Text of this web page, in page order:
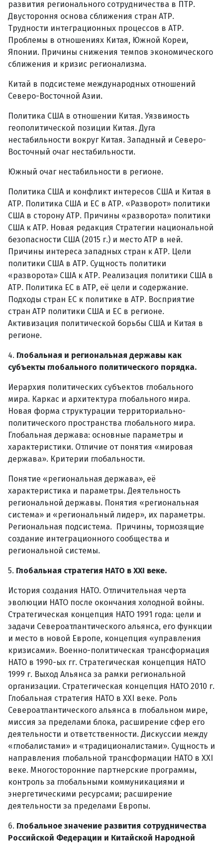
развития регионального сотрудничества в ПТР.
Двустороння основа сближения стран АТР.
Трудности интеграционных процессов в АТР.
Проблемы в отношениях Китая, Южной Кореи,
Японии. Причины снижения темпов экономического
сближения и кризис регионализма.
Китай в подсистеме международных отношений
Северо-Восточной Азии.
Политика США в отношении Китая. Уязвимость
геополитической позиции Китая. Дуга
нестабильности вокруг Китая. Западный и Северо-
Восточный очаг нестабильности.
Южный очаг нестабильности в регионе.
Политика США и конфликт интересов США и Китая в
АТР. Политика США и ЕС в АТР. «Разворот» политики
США в сторону АТР. Причины «разворота» политики
США к АТР. Новая редакция Стратегии национальной
безопасности США (2015 г.) и место АТР в ней.
Причины интереса западных стран к АТР. Цели
политики США в АТР. Сущность политики
«разворота» США к АТР. Реализация политики США в
АТР. Политика ЕС в АТР, её цели и содержание.
Подходы стран ЕС к политике в АТР. Восприятие
стран АТР политики США и ЕС в регионе.
Активизация политической борьбы США и Китая в
регионе.
4. Глобальная и региональная державы как
субъекты глобального политического порядка.
Иерархия политических субъектов глобального
мира. Каркас и архитектура глобального мира.
Новая форма структурации территориально-
политического пространства глобального мира.
Глобальная держава: основные параметры и
характеристики. Отличие от понятия «мировая
держава». Критерии глобальности.
Понятие «региональная держава», её
характеристика и параметры. Деятельность
региональной державы. Понятия «региональная
система» и «региональный лидер», их параметры.
Региональная подсистема. Причины, тормозящие
создание интеграционного сообщества и
региональной системы.
5. Глобальная стратегия НАТО в XXI веке.
История создания НАТО. Отличительная черта
эволюции НАТО после окончания холодной войны.
Стратегическая концепция НАТО 1991 года: цели и
задачи Североатлантического альянса, его функции
и место в новой Европе, концепция «управления
кризисами». Военно-политическая трансформация
НАТО в 1990-ых гг. Стратегическая концепция НАТО
1999 г. Выход Альянса за рамки региональной
организации. Стратегическая концепция НАТО 2010 г.
Глобальная стратегия НАТО в XXI веке. Роль
Североатлантического альянса в глобальном мире,
миссия за пределами блока, расширение сфер его
деятельности и ответственности. Дискуссии между
«глобалистами» и «традиционалистами». Сущность и
направления глобальной трансформации НАТО в XXI
веке. Многосторонние партнерские программы,
контроль за глобальными коммуникациями и
энергетическими ресурсами; расширение
деятельности за пределами Европы.
6. Глобальное значение развития сотрудничества
Российской Федерации и Китайской Народной